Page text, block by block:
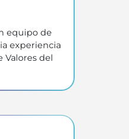
equipo de
experiencia
Valores del